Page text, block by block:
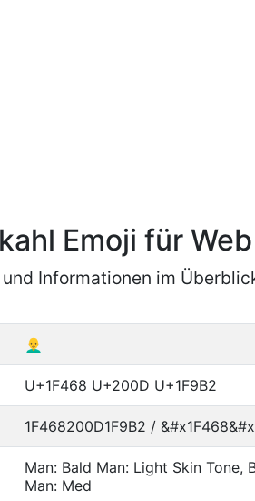
Emoji für
Informationen im
👨‍🦲
U+1F468 U+200D U+1F9B2
1F468200D1F9B2 /
Man: Bald Man: Light Skin Tone,
Man: Med